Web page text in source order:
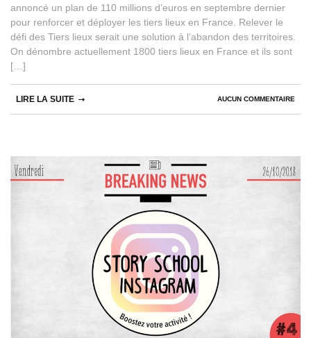
annoncé un plan de 110 millions d’euros en septembre dernier
pour renforcer et déployer les tiers lieux en France. Relever le
défi des Tiers lieux serait une solution à l’abandon des territoires.
On dénombre actuellement 1800 tiers lieux en France et ils sont
[…]
AUCUN COMMENTAIRE
LIRE LA SUITE